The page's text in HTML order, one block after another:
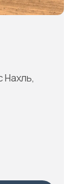
Нахль,